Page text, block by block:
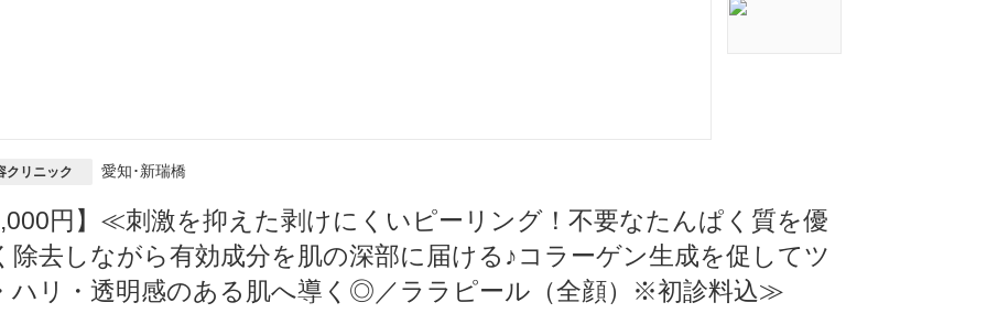
クリニック 愛知･新瑞橋
円】≪刺激を抑えた剥けにくいピーリング！不要なたんぱく質を優
除去しながら有効成分を肌の深部に届ける♪コラーゲン生成を促してツ
ハリ・透明感のある肌へ導く◎／ララピール（全顔）※初診料込≫